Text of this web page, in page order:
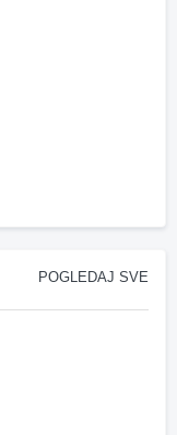
POGLEDAJ SVE